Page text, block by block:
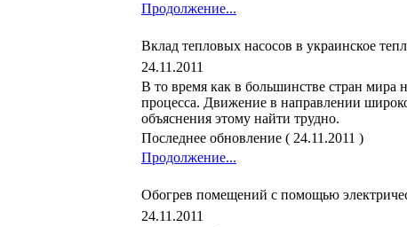
Продолжение...
Вклад тепловых насосов в украинское
24.11.2011
В то время как в большинстве стран мира
процесса. Движение в направлении
объяснения этому найти трудно.
Последнее обновление ( 24.11.2011 )
Продолжение...
Обогрев помещений с помощью
24.11.2011